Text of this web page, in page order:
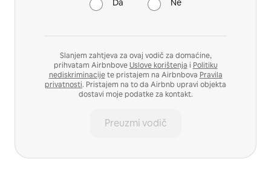
Da Ne
Slanjem zahtjeva za ovaj vodič za domaćine,
prihvatam AirbnboveUslove korištenja i Politiku
nediskriminacijete pristajem na Airbnbova Pravila
privatnosti. Pristajem na to da Airbnb upravi objekta
dostavi moje podatke za kontakt.
Preuzmi vodič